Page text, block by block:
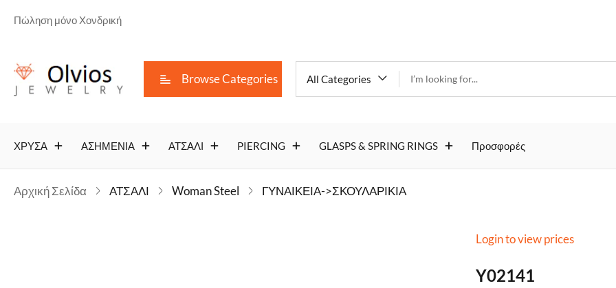
Πώληση μόνο Χονδρική
Browse Categories All Categories
ΧΡΥΣΑ ΑΣΗΜΕΝΙΑ ΑΤΣΑΛΙ PIERCING GLASPS & SPRING RINGS Προσφορές
Αρχική Σελίδα ΑΤΣΑΛΙ Woman Steel ΓΥΝΑΙΚΕΙΑ->ΣΚΟΥΛΑΡΙΚΙΑ
Y02141
Login to view prices
Y02141